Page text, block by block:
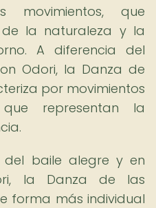
movimientos, que
la naturaleza y la
A diferencia del
Odori, la Danza de
por movimientos
representan la
del baile alegre y en
la Danza de las
forma más individual